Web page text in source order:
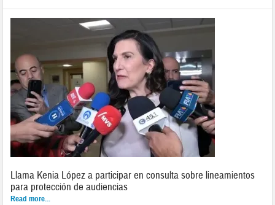
Llama Kenia López a participar en consulta sobre lineamientos
para protección de audiencias
Read more...